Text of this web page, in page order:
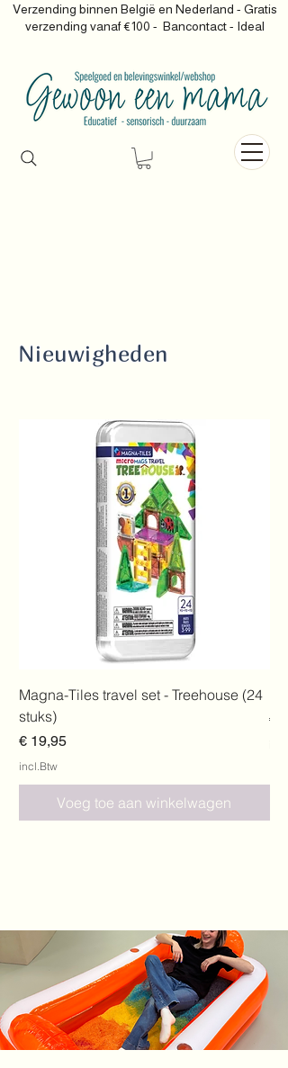
Verzending binnen België en Nederland - Gratis
verzending vanaf €100 - Bancontact - Ideal
Nieuwigheden
Magna-Tiles travel set - Treehouse (24
stuks)
Prijs
€ 19,95
incl.Btw
Voeg toe aan winkelwagen
Prijs
€